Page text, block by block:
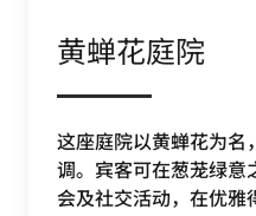
黄蝉花庭院
这座庭院以黄蝉花为名
调。宾客可在葱茏绿意
会及社交活动，在优雅